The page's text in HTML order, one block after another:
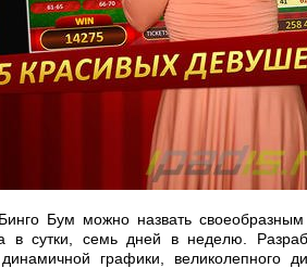
Бум можно назвать
в сутки, семь дней в неделю.
графики, великолепного